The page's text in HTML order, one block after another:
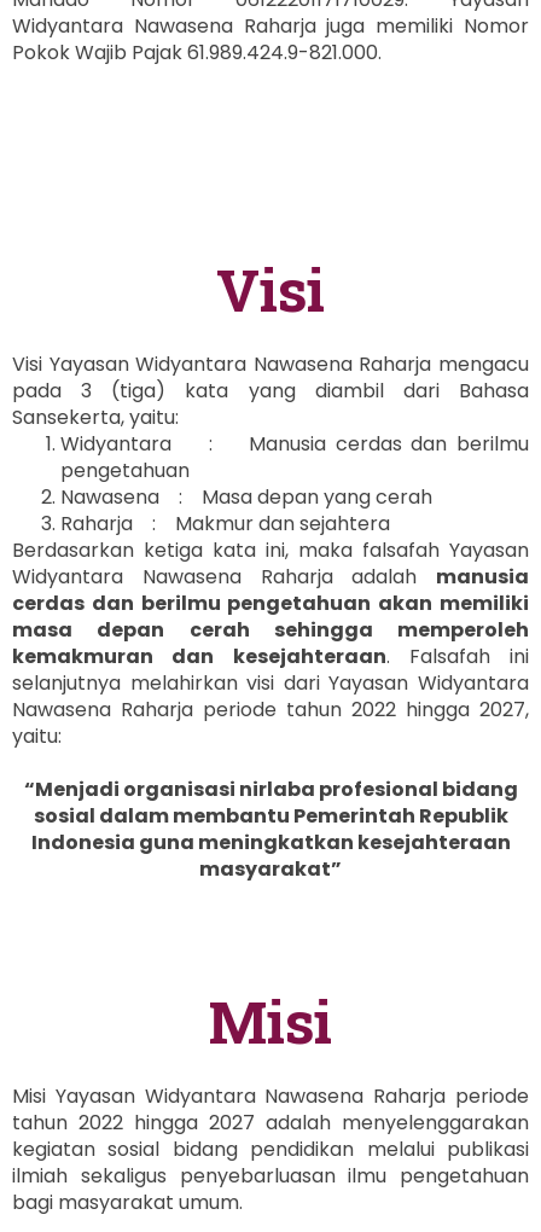
Widyantara Nawasena Raharja juga memiliki Nomor
Pokok Wajib Pajak 61.989.424.9-821.000.
Visi
Visi Yayasan Widyantara Nawasena Raharja mengacu
pada 3 (tiga) kata yang diambil dari Bahasa
Sansekerta, yaitu:
Widyantara : Manusia cerdas dan berilmu
pengetahuan
Nawasena : Masa depan yang cerah
Raharja : Makmur dan sejahtera
Berdasarkan ketiga kata ini, maka falsafah Yayasan
Widyantara Nawasena Raharja adalah manusia
cerdas dan berilmu pengetahuan akan memiliki
masa depan cerah sehingga memperoleh
kemakmuran dan kesejahteraan. Falsafah ini
selanjutnya melahirkan visi dari Yayasan Widyantara
Nawasena Raharja periode tahun 2022 hingga 2027,
yaitu:
“Menjadi organisasi nirlaba profesional bidang
sosial dalam membantu Pemerintah Republik
Indonesia guna meningkatkan kesejahteraan
masyarakat”
Misi
Misi Yayasan Widyantara Nawasena Raharja periode
tahun 2022 hingga 2027 adalah menyelenggarakan
kegiatan sosial bidang pendidikan melalui publikasi
ilmiah sekaligus penyebarluasan ilmu pengetahuan
bagi masyarakat umum.